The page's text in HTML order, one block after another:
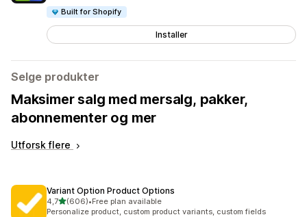
Built for Shopify
Installer
Selge produkter
Maksimer salg med mersalg, pakker,
abonnementer og mer
Utforsk flere
Variant Option Product Options
4,7av 5 stjerner
(606)
Totalt 606 omtaler
•Free plan available
Personalize product, custom product variants, custom fields